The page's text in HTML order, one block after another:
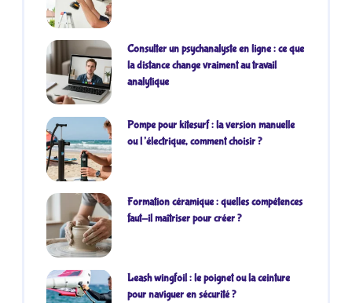
Consulter un psychanalyste en ligne : ce que
la distance change vraiment au travail
analytique
Pompe pour kitesurf : la version manuelle
ou l’électrique, comment choisir ?
Formation céramique : quelles compétences
faut-il maîtriser pour créer ?
Leash wingfoil : le poignet ou la ceinture
pour naviguer en sécurité ?